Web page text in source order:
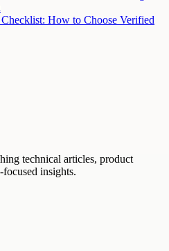
How to Choose Verified
technical articles, product
insights.